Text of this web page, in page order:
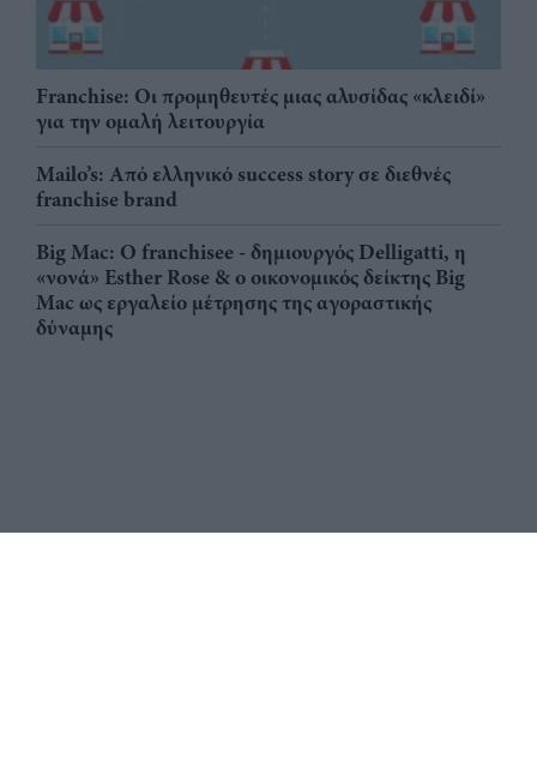
Franchise: Οι προμηθευτές μιας αλυσίδας «κλειδί»
για την ομαλή λειτουργία
Mailo’s: Από ελληνικό success story σε διεθνές
franchise brand
Big Mac: Ο franchisee - δημιουργός Delligatti, η
«νονά» Esther Rose & ο οικονομικός δείκτης Big
Mac ως εργαλείο μέτρησης της αγοραστικής
δύναμης